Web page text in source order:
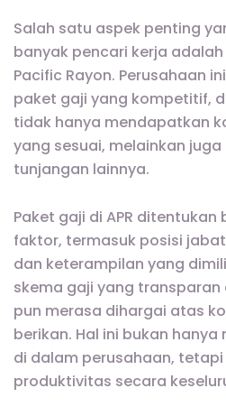
Salah satu aspek penting
banyak pencari kerja
Pacific Rayon. Perusahaan
paket gaji yang kompetitif,
tidak hanya mendapatkan
yang sesuai, melainkan
tunjangan lainnya.
Paket gaji di APR
faktor, termasuk posisi
dan keterampilan yang
skema gaji yang transparan
pun merasa dihargai atas
berikan. Hal ini bukan
di dalam perusahaan,
produktivitas secara